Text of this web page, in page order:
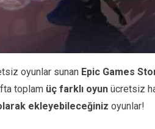
oyunlar sunan Epic Games
toplam üç farklı oyun ücretsiz
ekleyebileceğiniz oyunlar!